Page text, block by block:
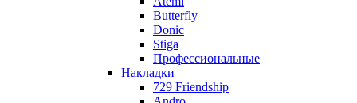
Butterfly
Donic
Stiga
Профессиональные
Накладки
729 Friendship